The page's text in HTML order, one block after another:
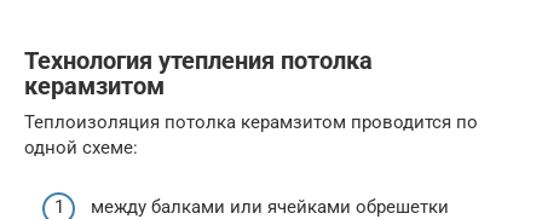
Технология утепления потолка
керамзитом
Теплоизоляция потолка керамзитом проводится по
одной схеме:
между балками или ячейками обрешетки